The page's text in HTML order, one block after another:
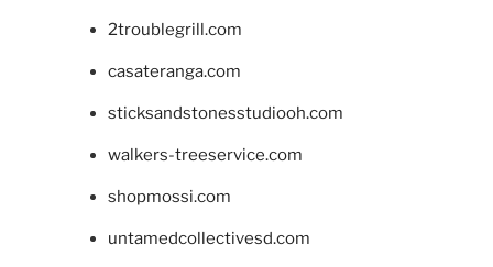
2troublegrill.com
casateranga.com
sticksandstonesstudiooh.com
walkers-treeservice.com
shopmossi.com
untamedcollectivesd.com